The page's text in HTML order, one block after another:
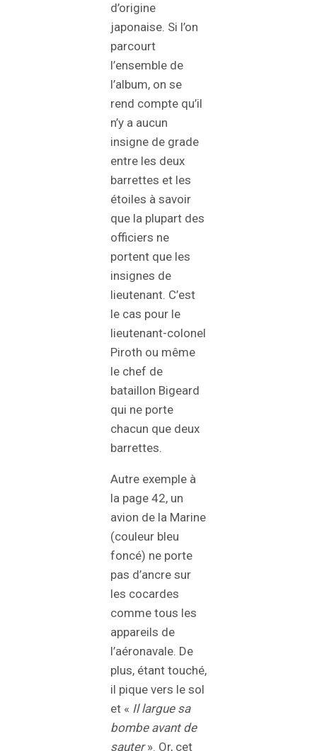
d’origine
japonaise. Si l’on
parcourt
l’ensemble de
l’album, on se
rend compte qu’il
n’y a aucun
insigne de grade
entre les deux
barrettes et les
étoiles à savoir
que la plupart des
officiers ne
portent que les
insignes de
lieutenant. C’est
le cas pour le
lieutenant-colonel
Piroth ou même
le chef de
bataillon Bigeard
qui ne porte
chacun que deux
barrettes.
Autre exemple à
la page 42, un
avion de la Marine
(couleur bleu
foncé) ne porte
pas d’ancre sur
les cocardes
comme tous les
appareils de
l’aéronavale. De
plus, étant touché,
il pique vers le sol
et « Il largue sa
bombe avant de
sauter». Or, cet